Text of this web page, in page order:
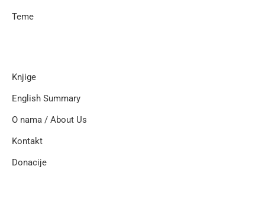
Teme
Knjige
English Summary
O nama / About Us
Kontakt
Donacije